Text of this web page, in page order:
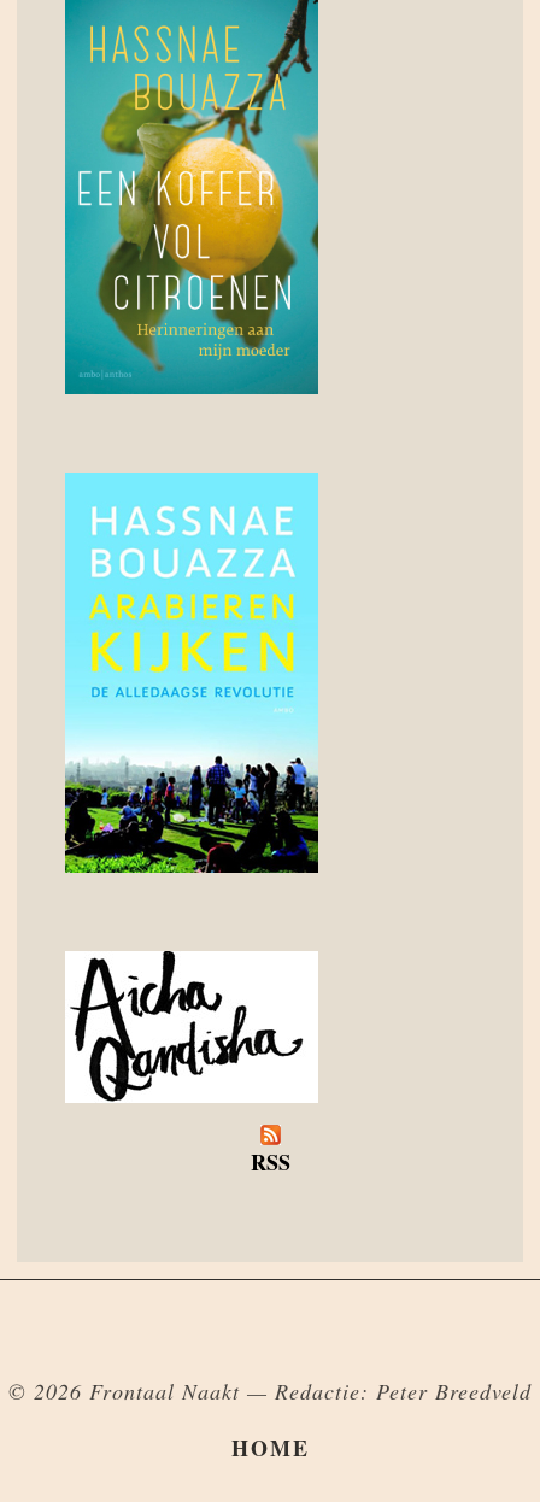
RSS
© 2026 Frontaal Naakt — Redactie: Peter Breedveld
HOME